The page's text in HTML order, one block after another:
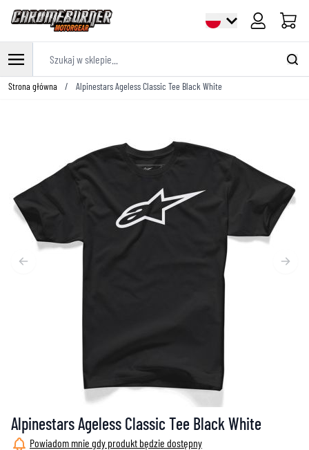
Cart
Przejdź do treści
Strona główna / Alpinestars Ageless Classic Tee Black White
Alpinestars Ageless Classic Tee Black White
Powiadom mnie gdy produkt będzie dostępny